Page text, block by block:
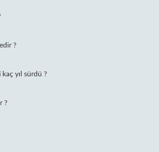
?
yıl sürdü ?
?